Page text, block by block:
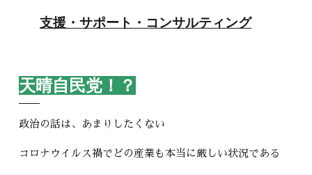
支援・サポート・コンサルティング
天晴自民党！？
政治の話は、あまりしたくない
コロナウイルス禍でどの産業も本当に厳しい状況である